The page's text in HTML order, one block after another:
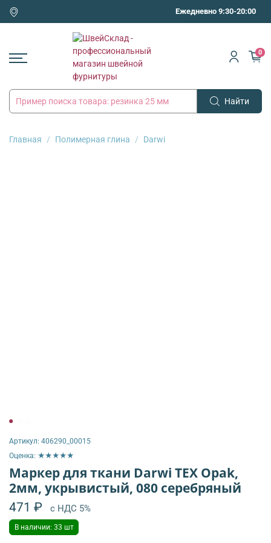
Ежедневно 9:30-20:00
Найти
0
Главная Полимерная глина Darwi
Артикул: 406290_00015
Оценка: ★★★★★
Маркер для ткани Darwi TEX Opak,
2мм, укрывистый, 080 серебряный
471 ₽ с НДС 5%
В наличии: 33 шт